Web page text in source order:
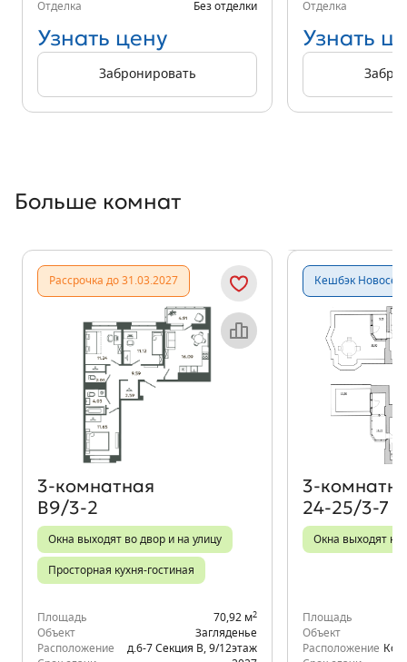
Отделка
Без отделки
Узнать цену
Забронировать
Отделка
Узнать
Больше комнат
Рассрочка до 31.03.2027
Объект месяца
3‑комнатная
В9/3-2
Окна выходят во двор и на улицу
Просторная кухня-гостиная
Площадь 70,92 м2
Объект
Загляденье
Расположение
д.6-7 Секция В 9/12этаж
Кешбэк
24-25/3-7
Окна выходят на
Площадь
Объект
Расположение